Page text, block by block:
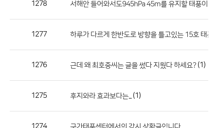
록
공
1278 서해안 들어와서도945hPa 45m를 유지할 태풍이라
1277 하루가 다르게 한반도로 방향을 틀고있는 15호 태풍...
1276 근데 왜 최호중씨는 글을 썼다 지웠다 하세요? (1)
1275 후지와라 효과보다는... (1)
1274